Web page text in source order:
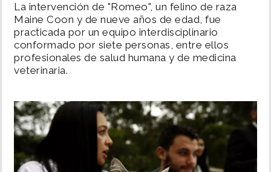
POLÍTICA
SHOW
MUNDO
INSÓLITAS
La intervención de "Romeo", un felino de raza
Maine Coon y de nueve años de edad, fue
practicada por un equipo interdisciplinario
conformado por siete personas, entre ellos
profesionales de salud humana y de medicina
veterinaria.